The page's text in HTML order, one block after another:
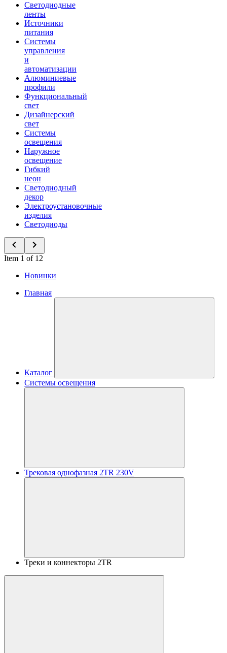
Светодиодные
ленты
Источники
питания
Системы
управления
и
автоматизации
Алюминиевые
профили
Функциональный
свет
Дизайнерский
свет
Системы
освещения
Наружное
освещение
Гибкий
неон
Светодиодный
декор
Электроустановочные
изделия
Светодиоды
Item 1 of 12
Новинки
Главная
Каталог
Системы освещения
Трековая однофазная 2TR 230V
Треки и коннекторы 2TR